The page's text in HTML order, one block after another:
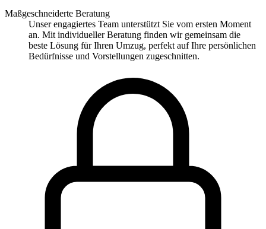
Maßgeschneiderte Beratung
Unser engagiertes Team unterstützt Sie vom ersten Moment
an. Mit individueller Beratung finden wir gemeinsam die
beste Lösung für Ihren Umzug, perfekt auf Ihre persönlichen
Bedürfnisse und Vorstellungen zugeschnitten.